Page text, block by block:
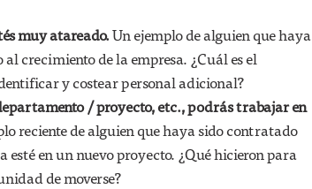
muy atareado.Un ejemplo de alguien que haya
crecimiento de la empresa. ¿Cuál es el
y costear personal adicional?
/ proyecto, etc., podrás trabajar en
reciente de alguien que haya sido contratado
en un nuevo proyecto. ¿Qué hicieron para
de moverse?